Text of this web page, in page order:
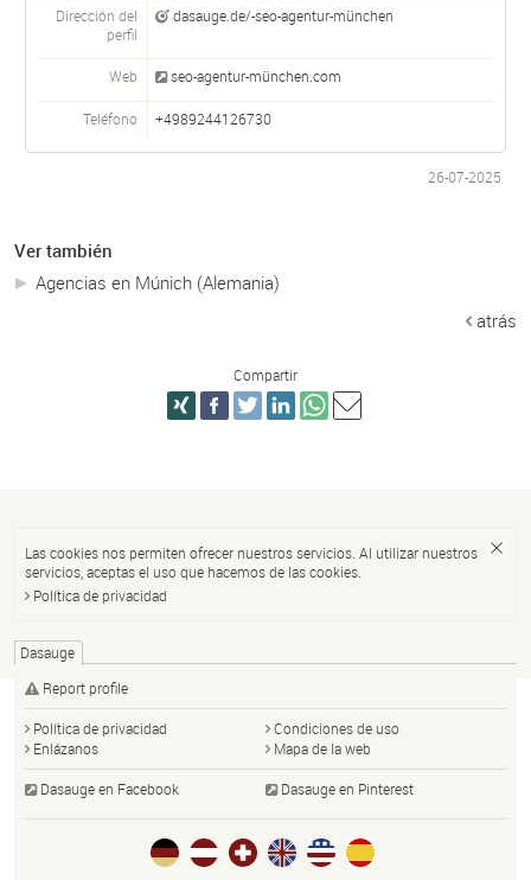
Dirección del
perfil
dasauge.de/-seo-agentur-münchen
Web seo-agentur-münchen.com
Teléfono +4989244126730
26-07-2025
Ver también
Agencias en Múnich (Alemania)
atrás
Compartir
Las cookies nos permiten ofrecer nuestros servicios. Al utilizar nuestros
servicios, aceptas el uso que hacemos de las cookies.
Política de privacidad
Dasauge
Report profile
Política de privacidad
Condiciones de uso
Enlázanos
Mapa de la web
Dasauge en Facebook Dasauge en Pinterest